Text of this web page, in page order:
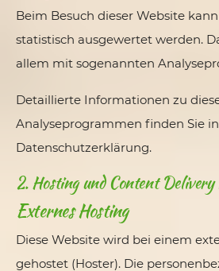
Beim Besuch dieser Website
statistisch ausgewertet werden.
allem mit sogenannten
Detaillierte Informationen zu
Analyseprogrammen finden Sie
Datenschutzerklärung.
2. Hosting und Content
Externes Hosting
Diese Website wird bei einem
gehostet (Hoster). Die